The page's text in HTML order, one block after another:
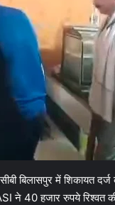
बिलासपुर में शिकायत
ने 40 हजार रुपये रिश्वत